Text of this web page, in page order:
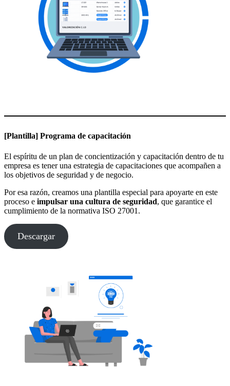
[Plantilla] Programa de capacitación
El espíritu de un plan de concientización y capacitación dentro de tu
empresa es tener una estrategia de capacitaciones que acompañen a
los objetivos de seguridad y de negocio.
Por esa razón, creamos una plantilla especial para apoyarte en este
proceso e impulsar una cultura de seguridad, que garantice el
cumplimiento de la normativa ISO 27001.
Descargar